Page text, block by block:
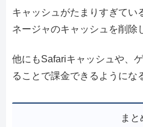
キャッシュがたまりすぎてい
ネージャのキャッシュを削除
他にもSafariキャッシュや、
ることで課金できるようにな
まと